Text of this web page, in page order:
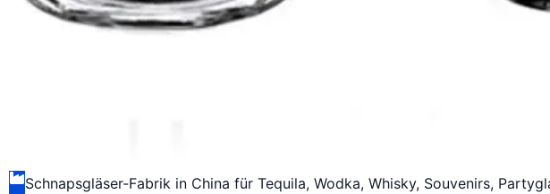
Schnapsgläser-Fabrik in China für Tequila, Wodka, Whisky, Souvenirs,